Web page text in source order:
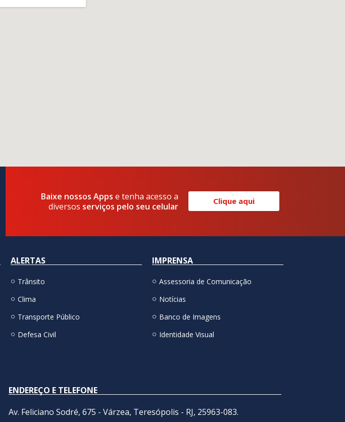
Baixe nossos Appse tenha acesso a
diversos serviços pelo seu celular Clique aqui
ALERTAS
Trânsito
Clima
Transporte Público
Defesa Civil
IMPRENSA
Assessoria de Comunicação
Notícias
Banco de Imagens
Identidade Visual
ENDEREÇO E TELEFONE
Av. Feliciano Sodré, 675 - Várzea, Teresópolis - RJ, 25963-083.